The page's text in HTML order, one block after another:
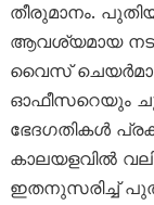
തീരുമാനം.
ആവശ്യമായ
വൈസ്
ഓഫീസറെയും
ഭേദഗതികൾ
കാലയളവിൽ
ഇതനുസരിച്ച്